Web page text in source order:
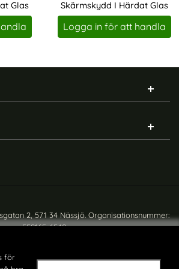
för
Glas
Skärmskydd I Härdat Glas
Art. nr 247128
Logga in för att handla
info och länkar
2, 571 34 Nässjö. Organisationsnummer:
559165-6540